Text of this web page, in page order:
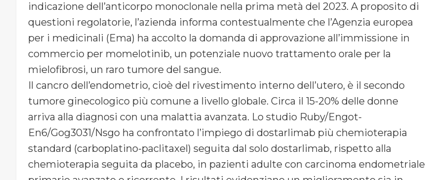
indicazione dell’anticorpo monoclonale nella prima metà del 2023. A proposito di
questioni regolatorie, l’azienda informa contestualmente che l’Agenzia europea
per i medicinali (Ema) ha accolto la domanda di approvazione all’immissione in
commercio per momelotinib, un potenziale nuovo trattamento orale per la
mielofibrosi, un raro tumore del sangue.
Il cancro dell’endometrio, cioè del rivestimento interno dell’utero, è il secondo
tumore ginecologico più comune a livello globale. Circa il 15-20% delle donne
arriva alla diagnosi con una malattia avanzata. Lo studio Ruby/Engot-
En6/Gog3031/Nsgo ha confrontato l’impiego di dostarlimab più chemioterapia
standard (carboplatino-paclitaxel) seguita dal solo dostarlimab, rispetto alla
chemioterapia seguita da placebo, in pazienti adulte con carcinoma endometriale